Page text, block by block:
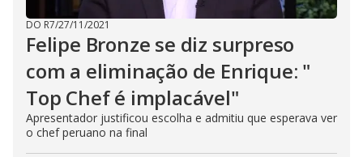
DO R7/27/11/2021
Felipe Bronze se diz surpreso
com a eliminação de Enrique: "
Top Chef é implacável"
Apresentador justificou escolha e admitiu que esperava ver
o chef peruano na final